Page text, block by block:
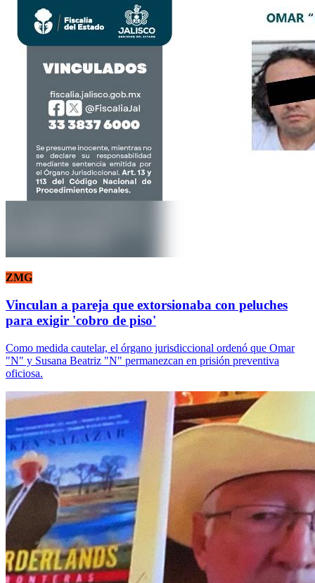
ZMG
Vinculan a pareja que extorsionaba con peluches
para exigir 'cobro de piso'
Como medida cautelar, el órgano jurisdiccional ordenó que Omar
"N" y Susana Beatriz "N" permanezcan en prisión preventiva
oficiosa.